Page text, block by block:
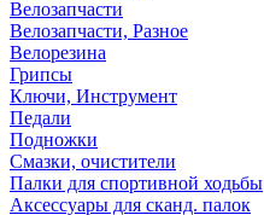
Велозапчасти
Велозапчасти, Разное
Велорезина
Грипсы
Ключи, Инструмент
Педали
Подножки
Смазки, очистители
Палки для спортивной ходьбы
Аксессуары для сканд. палок